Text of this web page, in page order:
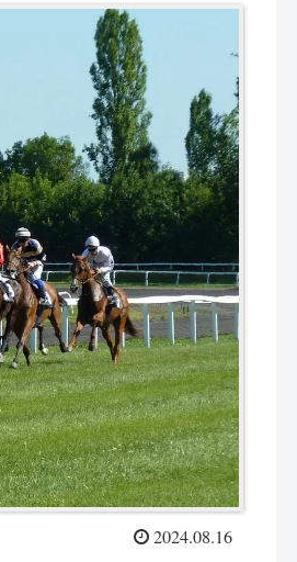
2024.08.16